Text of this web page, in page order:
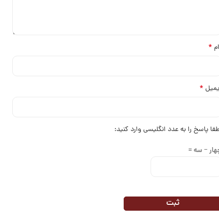
*
*
پاسخ را به عدد انگلیسی وارد کنید:
− سه =